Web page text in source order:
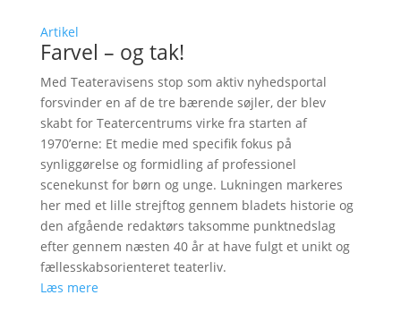
Artikel
Farvel – og tak!
Med Teateravisens stop som aktiv nyhedsportal
forsvinder en af de tre bærende søjler, der blev
skabt for Teatercentrums virke fra starten af
1970’erne: Et medie med specifik fokus på
synliggørelse og formidling af professionel
scenekunst for børn og unge. Lukningen markeres
her med et lille strejftog gennem bladets historie og
den afgående redaktørs taksomme punktnedslag
efter gennem næsten 40 år at have fulgt et unikt og
fællesskabsorienteret teaterliv.
Læs mere